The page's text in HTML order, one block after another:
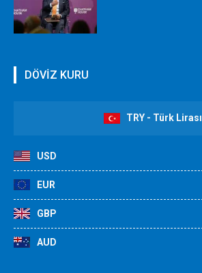
DÖVİZ KURU
TRY - Türk Lirası
USD
EUR
GBP
AUD